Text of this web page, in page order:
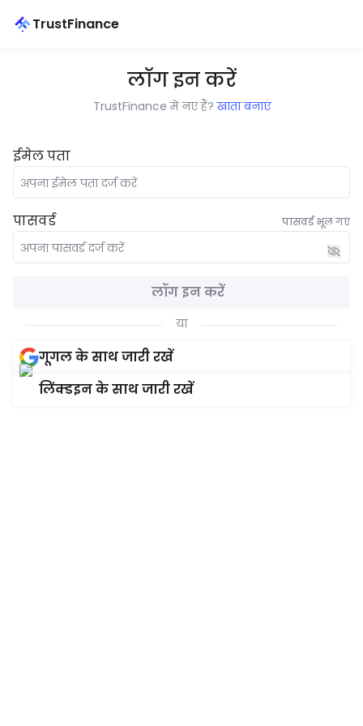
TrustFinance
लॉग इन करें
TrustFinance में नए हैं? खाता बनाएं
ईमेल पता
पासवर्ड पासवर्ड भूल गए
लॉग इन करें
या
गूगल के साथ जारी रखें
लिंक्डइन के साथ जारी रखें